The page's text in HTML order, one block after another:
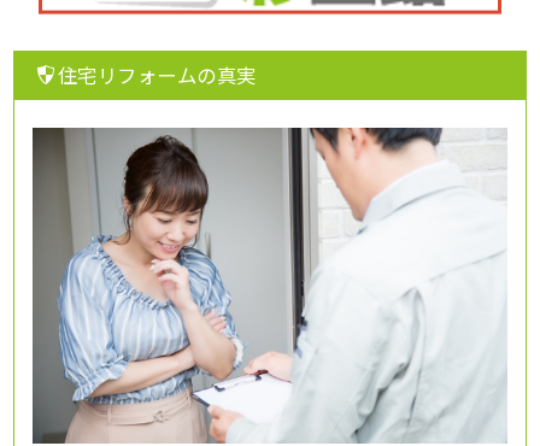
住宅リフォームの真実